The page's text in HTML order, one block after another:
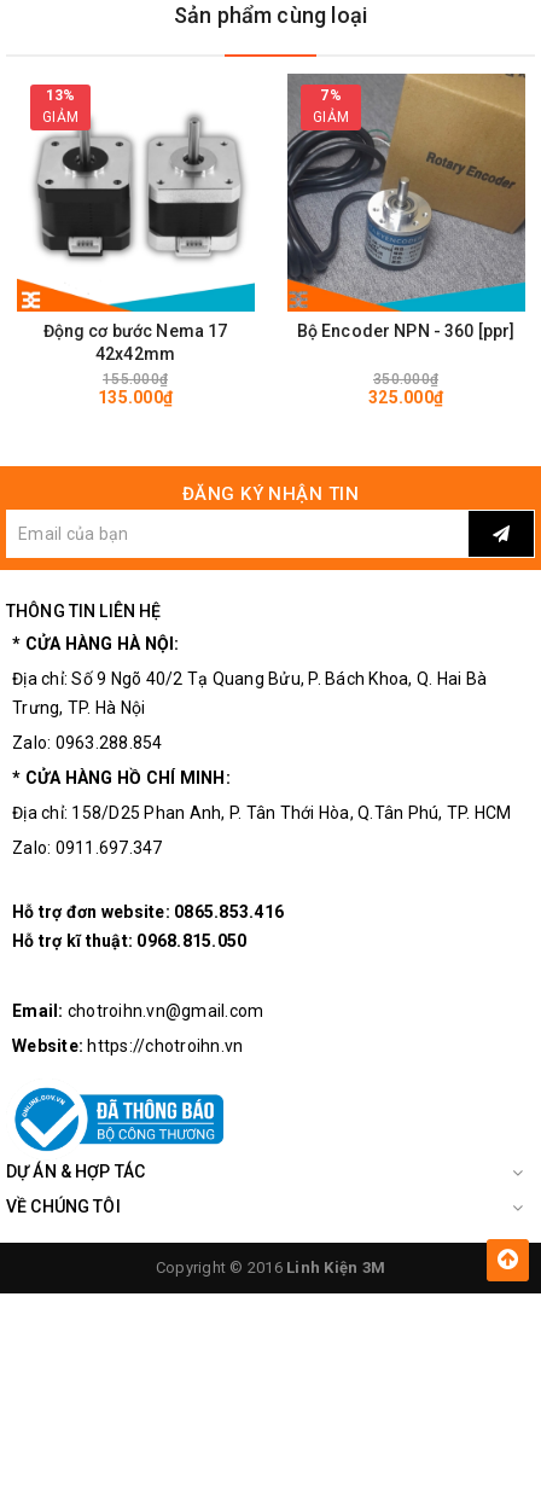
Động Cơ 180 25000RPM
Mặt Sau
Sản phẩm cùng loại
13%
GIẢM
Động cơ bước Nema 17
42x42mm
155.000₫
135.000₫
7%
GIẢM
Bộ Encoder NPN - 360 [ppr]
350.000₫
325.000₫
ĐĂNG KÝ NHẬN TIN
THÔNG TIN LIÊN HỆ
* CỬA HÀNG HÀ NỘI:
Địa chỉ: Số 9 Ngõ 40/2 Tạ Quang Bửu, P. Bách Khoa, Q. Hai Bà
Trưng, TP. Hà Nội
Zalo: 0963.288.854
* CỬA HÀNG HỒ CHÍ MINH:
Địa chỉ: 158/D25 Phan Anh, P. Tân Thới Hòa, Q.Tân Phú, TP. HCM
Zalo: 0911.697.347
Hỗ trợ đơn website: 0865.853.416
Hỗ trợ kĩ thuật: 0968.815.050
Email: chotroihn.vn@gmail.com
Website: https://chotroihn.vn
DỰ ÁN & HỢP TÁC
VỀ CHÚNG TÔI
Copyright © 2016 Linh Kiện 3M